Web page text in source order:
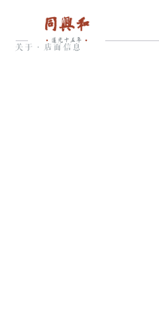
关于 · 店面信息